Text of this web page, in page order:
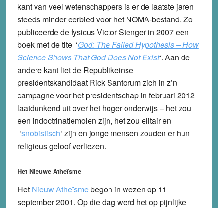
kant van veel wetenschappers is er de laatste jaren
steeds minder eerbied voor het NOMA-bestand. Zo
publiceerde de fysicus Victor Stenger in 2007 een
boek met de titel ‘God: The Failed Hypothesis – How
Science Shows That God Does Not Exist‘. Aan de
andere kant liet de Republikeinse
presidentskandidaat Rick Santorum zich in z’n
campagne voor het presidentschap in februari 2012
laatdunkend uit over het hoger onderwijs – het zou
een indoctrinatiemolen zijn, het zou elitair en
‘snobistisch‘ zijn en jonge mensen zouden er hun
religieus geloof verliezen.
Het Nieuwe Atheïsme
Het Nieuw Atheïsmebegon in wezen op 11
september 2001. Op die dag werd het op pijnlijke